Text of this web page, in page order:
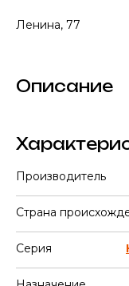
Ленина, 77
Описание
Производитель
Страна
Серия